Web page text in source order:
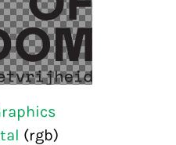
(rgb)